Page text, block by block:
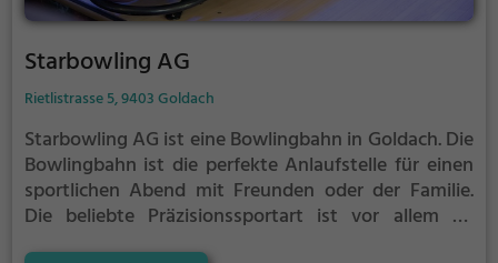
Starbowling AG
Rietlistrasse 5, 9403 Goldach
Starbowling AG ist eine Bowlingbahn in Goldach.Die
Bowlingbahn ist die perfekte Anlaufstelle für einen
sportlichen Abend mit Freunden oder der Familie.
Die beliebte Präzisionssportart ist vor allem an